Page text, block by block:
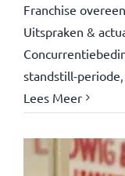
Franchise
Uitspraken &
standstill-periode
Lees Meer